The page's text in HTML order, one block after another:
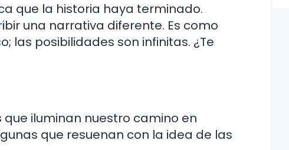
que la historia haya terminado.
una narrativa diferente. Es como
las posibilidades son infinitas. ¿Te
iluminan nuestro camino en
que resuenan con la idea de las